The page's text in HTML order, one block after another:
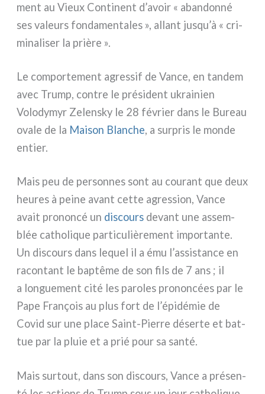
ment au Vieux Continent d’avoir « aban­don­né
ses valeurs fon­da­men­ta­les », allant jusqu’à « cri­
mi­na­li­ser la priè­re ».
Le com­por­te­ment agres­sif de Vance, en tan­dem
avec Trump, con­tre le pré­si­dent ukrai­nien
Volodymyr Zelensky le 28 février dans le Bureau
ova­le de la Maison Blanche, a sur­pris le mon­de
entier.
Mais peu de per­son­nes sont au cou­rant que deux
heu­res à pei­ne avant cet­te agres­sion, Vance
avait pro­non­cé un discours devant une assem­
blée catho­li­que par­ti­cu­liè­re­ment impor­tan­te.
Un discours dans lequel il a ému l’assistance en
racon­tant le bap­tê­me de son fils de 7 ans ; il
a lon­gue­ment cité les paro­les pro­non­cées par le
Pape François au plus fort de l’épidémie de
Covid sur une pla­ce Saint-Pierre déser­te et bat­
tue par la pluie et a prié pour sa san­té.
Mais sur­tout, dans son discours, Vance a pré­sen­